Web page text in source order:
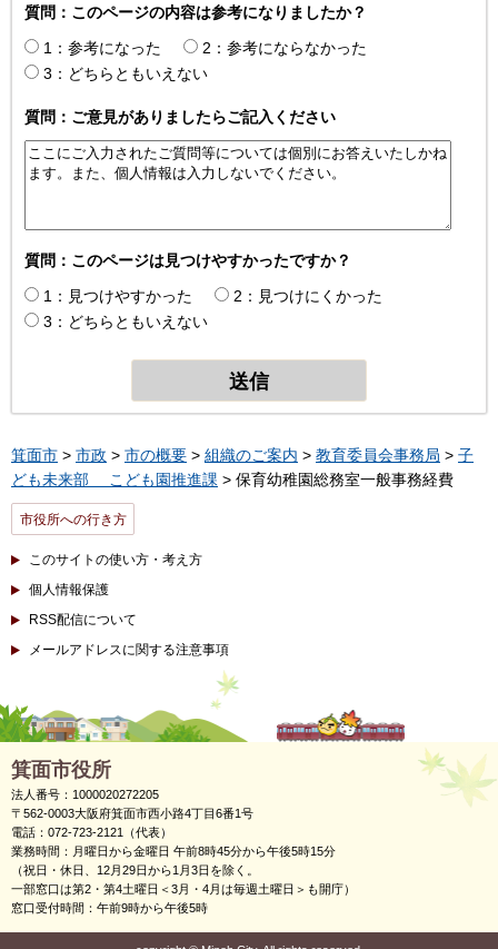
質問：このページの内容は参考になりましたか？
1：参考になった
2：参考にならなかった
3：どちらともいえない
質問：ご意見がありましたらご記入ください
質問：このページは見つけやすかったですか？
1：見つけやすかった
2：見つけにくかった
3：どちらともいえない
箕面市 > 市政 > 市の概要 > 組織のご案内 > 教育委員会事務局 > 子
ども未来部 こども園推進課 > 保育幼稚園総務室一般事務経費
市役所への行き方
このサイトの使い方・考え方
個人情報保護
RSS配信について
メールアドレスに関する注意事項
箕面市役所
法人番号：1000020272205
〒562-0003大阪府箕面市西小路4丁目6番1号
電話：072-723-2121（代表）
業務時間：月曜日から金曜日 午前8時45分から午後5時15分
（祝日・休日、12月29日から1月3日を除く。
一部窓口は第2・第4土曜日＜3月・4月は毎週土曜日＞も開庁）
窓口受付時間：午前9時から午後5時